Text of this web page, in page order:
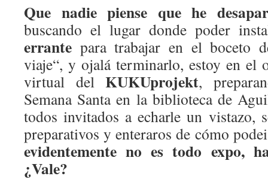
Que nadie piense que he
buscando el lugar donde poder
errante para trabajar en el boceto
viaje“, y ojalá terminarlo, estoy en el
virtual del KUKUprojekt,
Semana Santa en la biblioteca de
todos invitados a echarle un vistazo,
preparativos y enteraros de cómo
evidentemente no es todo expo,
¿Vale?